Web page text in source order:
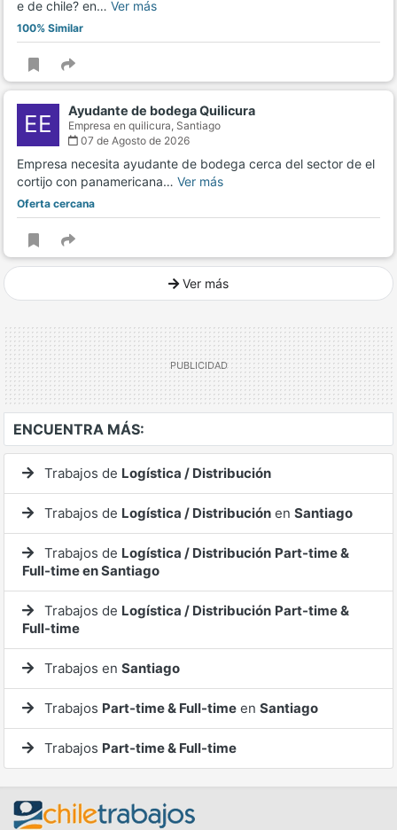
e de chile? en… Ver más
100% Similar
EE Ayudante de bodega Quilicura
Empresa en quilicura, Santiago
07 de Agosto de 2026
Empresa necesita ayudante de bodega cerca del sector de el
cortijo con panamericana… Ver más
Oferta cercana
Ver más
ENCUENTRA MÁS:
Trabajos de Logística / Distribución
Trabajos de Logística / Distribución en Santiago
Trabajos de Logística / Distribución Part-time &
Full-time en Santiago
Trabajos de Logística / Distribución Part-time &
Full-time
Trabajos en Santiago
Trabajos Part-time & Full-time en Santiago
Trabajos Part-time & Full-time